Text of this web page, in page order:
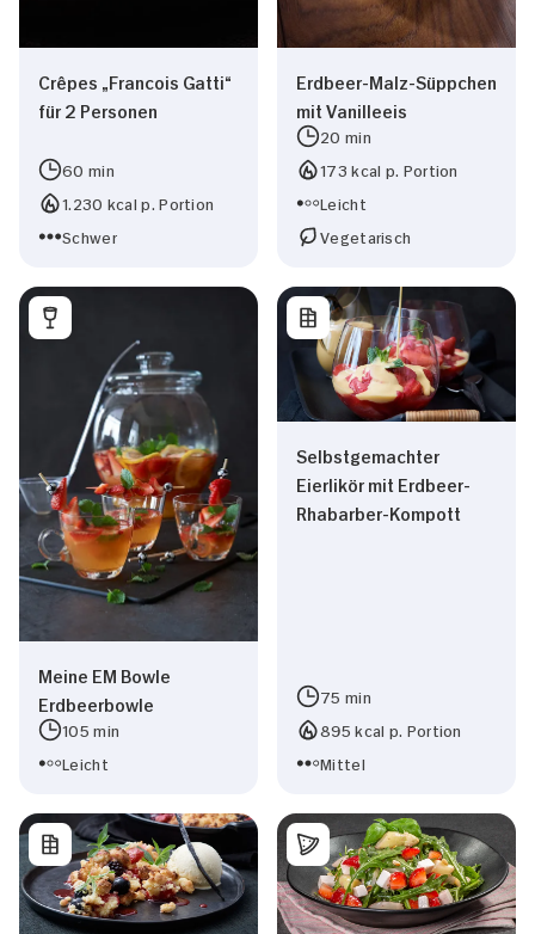
Crêpes „Francois Gatti“
für 2 Personen
60 min
1.230 kcal p. Portion
Schwer
Erdbeer-Malz-Süppchen
mit Vanilleeis
20 min
173 kcal p. Portion
Leicht
Vegetarisch
Meine EM Bowle
Erdbeerbowle
105 min
Leicht
Selbstgemachter
Eierlikör mit Erdbeer-
Rhabarber-Kompott
75 min
895 kcal p. Portion
Mittel